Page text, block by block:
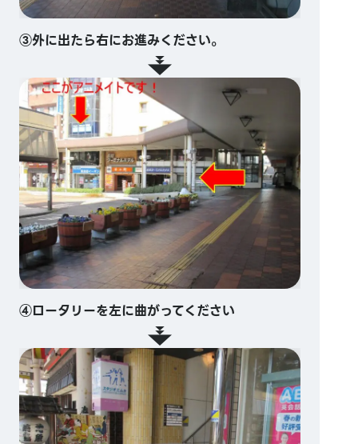
③外に出たら右にお進みください。
④ロータリーを左に曲がってください